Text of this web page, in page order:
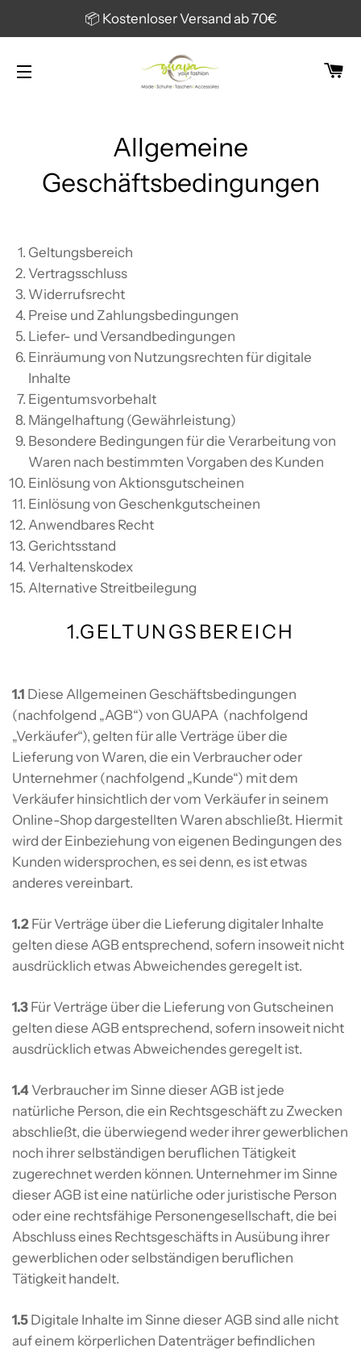
📦 Kostenloser Versand ab 70€
SEITENNAVIGATION
Allgemeine
Geschäftsbedingungen
Geltungsbereich
Vertragsschluss
Widerrufsrecht
Preise und Zahlungsbedingungen
Liefer- und Versandbedingungen
Einräumung von Nutzungsrechten für digitale
Inhalte
Eigentumsvorbehalt
Mängelhaftung (Gewährleistung)
Besondere Bedingungen für die Verarbeitung von
Waren nach bestimmten Vorgaben des Kunden
Einlösung von Aktionsgutscheinen
Einlösung von Geschenkgutscheinen
Anwendbares Recht
Gerichtsstand
Verhaltenskodex
Alternative Streitbeilegung
1.GELTUNGSBEREICH
1.1 Diese Allgemeinen Geschäftsbedingungen
(nachfolgend „AGB“) von GUAPA (nachfolgend
„Verkäufer“), gelten für alle Verträge über die
Lieferung von Waren, die ein Verbraucher oder
Unternehmer (nachfolgend „Kunde“) mit dem
Verkäufer hinsichtlich der vom Verkäufer in seinem
Online-Shop dargestellten Waren abschließt. Hiermit
wird der Einbeziehung von eigenen Bedingungen des
Kunden widersprochen, es sei denn, es ist etwas
anderes vereinbart.
1.2 Für Verträge über die Lieferung digitaler Inhalte
gelten diese AGB entsprechend, sofern insoweit nicht
ausdrücklich etwas Abweichendes geregelt ist.
1.3 Für Verträge über die Lieferung von Gutscheinen
gelten diese AGB entsprechend, sofern insoweit nicht
ausdrücklich etwas Abweichendes geregelt ist.
1.4 Verbraucher im Sinne dieser AGB ist jede
natürliche Person, die ein Rechtsgeschäft zu Zwecken
abschließt, die überwiegend weder ihrer gewerblichen
noch ihrer selbständigen beruflichen Tätigkeit
zugerechnet werden können. Unternehmer im Sinne
dieser AGB ist eine natürliche oder juristische Person
oder eine rechtsfähige Personengesellschaft, die bei
Abschluss eines Rechtsgeschäfts in Ausübung ihrer
gewerblichen oder selbständigen beruflichen
Tätigkeit handelt.
1.5 Digitale Inhalte im Sinne dieser AGB sind alle nicht
auf einem körperlichen Datenträger befindlichen